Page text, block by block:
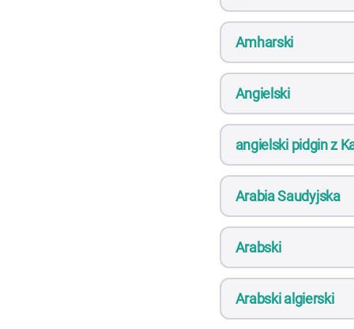
Amharski
Angielski
angielski pidgin z
Arabia Saudyjska
Arabski
Arabski algierski